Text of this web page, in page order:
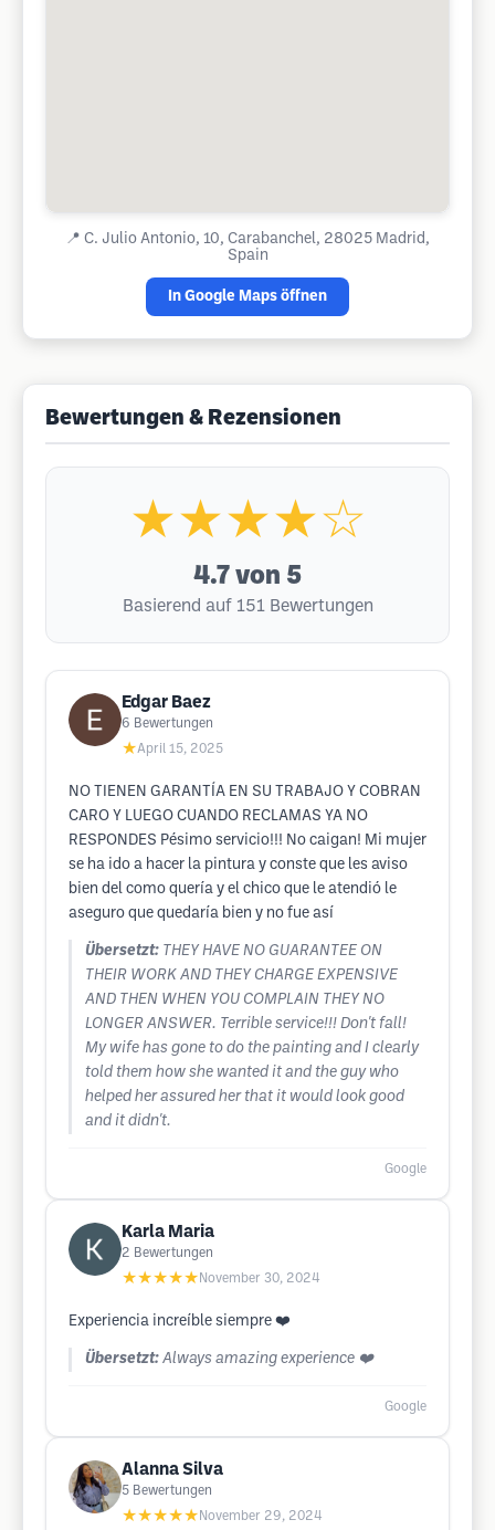
📍 C. Julio Antonio, 10, Carabanchel, 28025 Madrid,
Spain
In Google Maps öffnen
Bewertungen & Rezensionen
★★★★☆
4.7 von 5
Basierend auf 151 Bewertungen
Edgar Baez
6 Bewertungen
★April 15, 2025
NO TIENEN GARANTÍA EN SU TRABAJO Y COBRAN
CARO Y LUEGO CUANDO RECLAMAS YA NO
RESPONDES Pésimo servicio!!! No caigan! Mi mujer
se ha ido a hacer la pintura y conste que les aviso
bien del como quería y el chico que le atendió le
aseguro que quedaría bien y no fue así
Übersetzt: THEY HAVE NO GUARANTEE ON
THEIR WORK AND THEY CHARGE EXPENSIVE
AND THEN WHEN YOU COMPLAIN THEY NO
LONGER ANSWER. Terrible service!!! Don't fall!
My wife has gone to do the painting and I clearly
told them how she wanted it and the guy who
helped her assured her that it would look good
and it didn't.
Google
Karla Maria
2 Bewertungen
★★★★★ November 30, 2024
Experiencia increíble siempre ❤️
Übersetzt: Always amazing experience ❤️
Google
Alanna Silva
5 Bewertungen
★★★★★ November 29, 2024